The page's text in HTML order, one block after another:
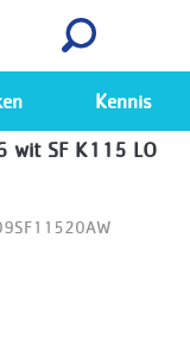
Bekijk
Kennis
wit SF K115 LO